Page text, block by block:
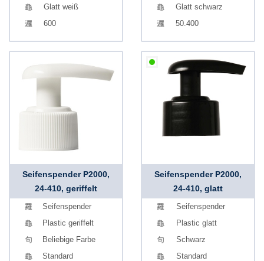
Glatt weiß
600
Glatt schwarz
50.400
Seifenspender P2000,
24-410, geriffelt
Seifenspender
Plastic geriffelt
Beliebige Farbe
Standard
Seifenspender P2000,
24-410, glatt
Seifenspender
Plastic glatt
Schwarz
Standard